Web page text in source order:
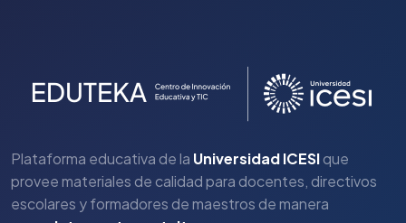
Plataforma educativa de la Universidad ICESIque
provee materiales de calidad para docentes, directivos
escolares y formadores de maestros de manera